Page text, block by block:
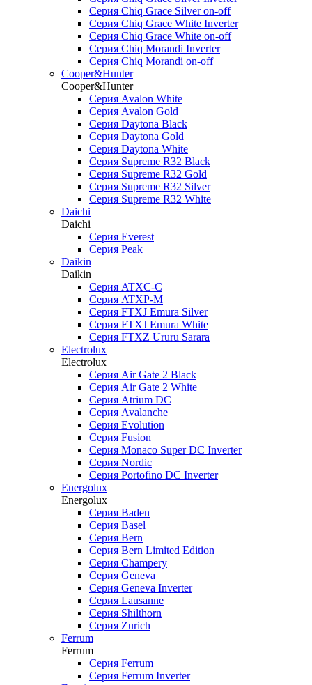
Серия Chiq Grace Silver on-off
Серия Chiq Grace White Inverter
Серия Chiq Grace White on-off
Серия Chiq Morandi Inverter
Серия Chiq Morandi on-off
Cooper&Hunter
Cooper&Hunter
Cерия Avalon White
Серия Avalon Gold
Серия Daytona Black
Серия Daytona Gold
Серия Daytona White
Серия Supreme R32 Black
Серия Supreme R32 Gold
Серия Supreme R32 Silver
Серия Supreme R32 White
Daichi
Daichi
Серия Everest
Серия Peak
Daikin
Daikin
Серия ATXC-C
Серия ATXP-M
Серия FTXJ Emura Silver
Серия FTXJ Emura White
Серия FTXZ Ururu Sarara
Electrolux
Electrolux
Серия Air Gate 2 Black
Серия Air Gate 2 White
Серия Atrium DC
Серия Avalanche
Серия Evolution
Серия Fusion
Серия Monaco Super DC Inverter
Серия Nordic
Серия Portofino DC Inverter
Energolux
Energolux
Серия Baden
Серия Basel
Серия Bern
Серия Bern Limited Edition
Серия Champery
Серия Geneva
Серия Geneva Inverter
Серия Lausanne
Серия Shilthorn
Серия Zurich
Ferrum
Ferrum
Серия Ferrum
Серия Ferrum Inverter